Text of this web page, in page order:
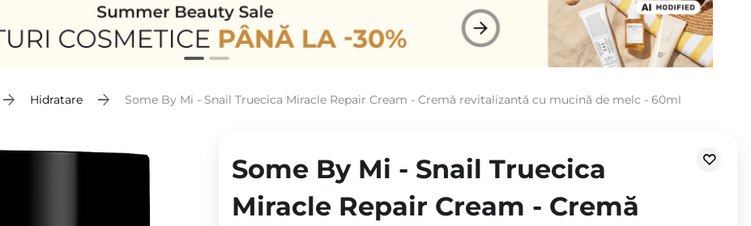
Hidratare Some By Mi - Snail Truecica Miracle Repair Cream - Cremă revitalizantă cu mucină de melc - 60ml
Some By Mi - Snail Truecica
Miracle Repair Cream - Cremă